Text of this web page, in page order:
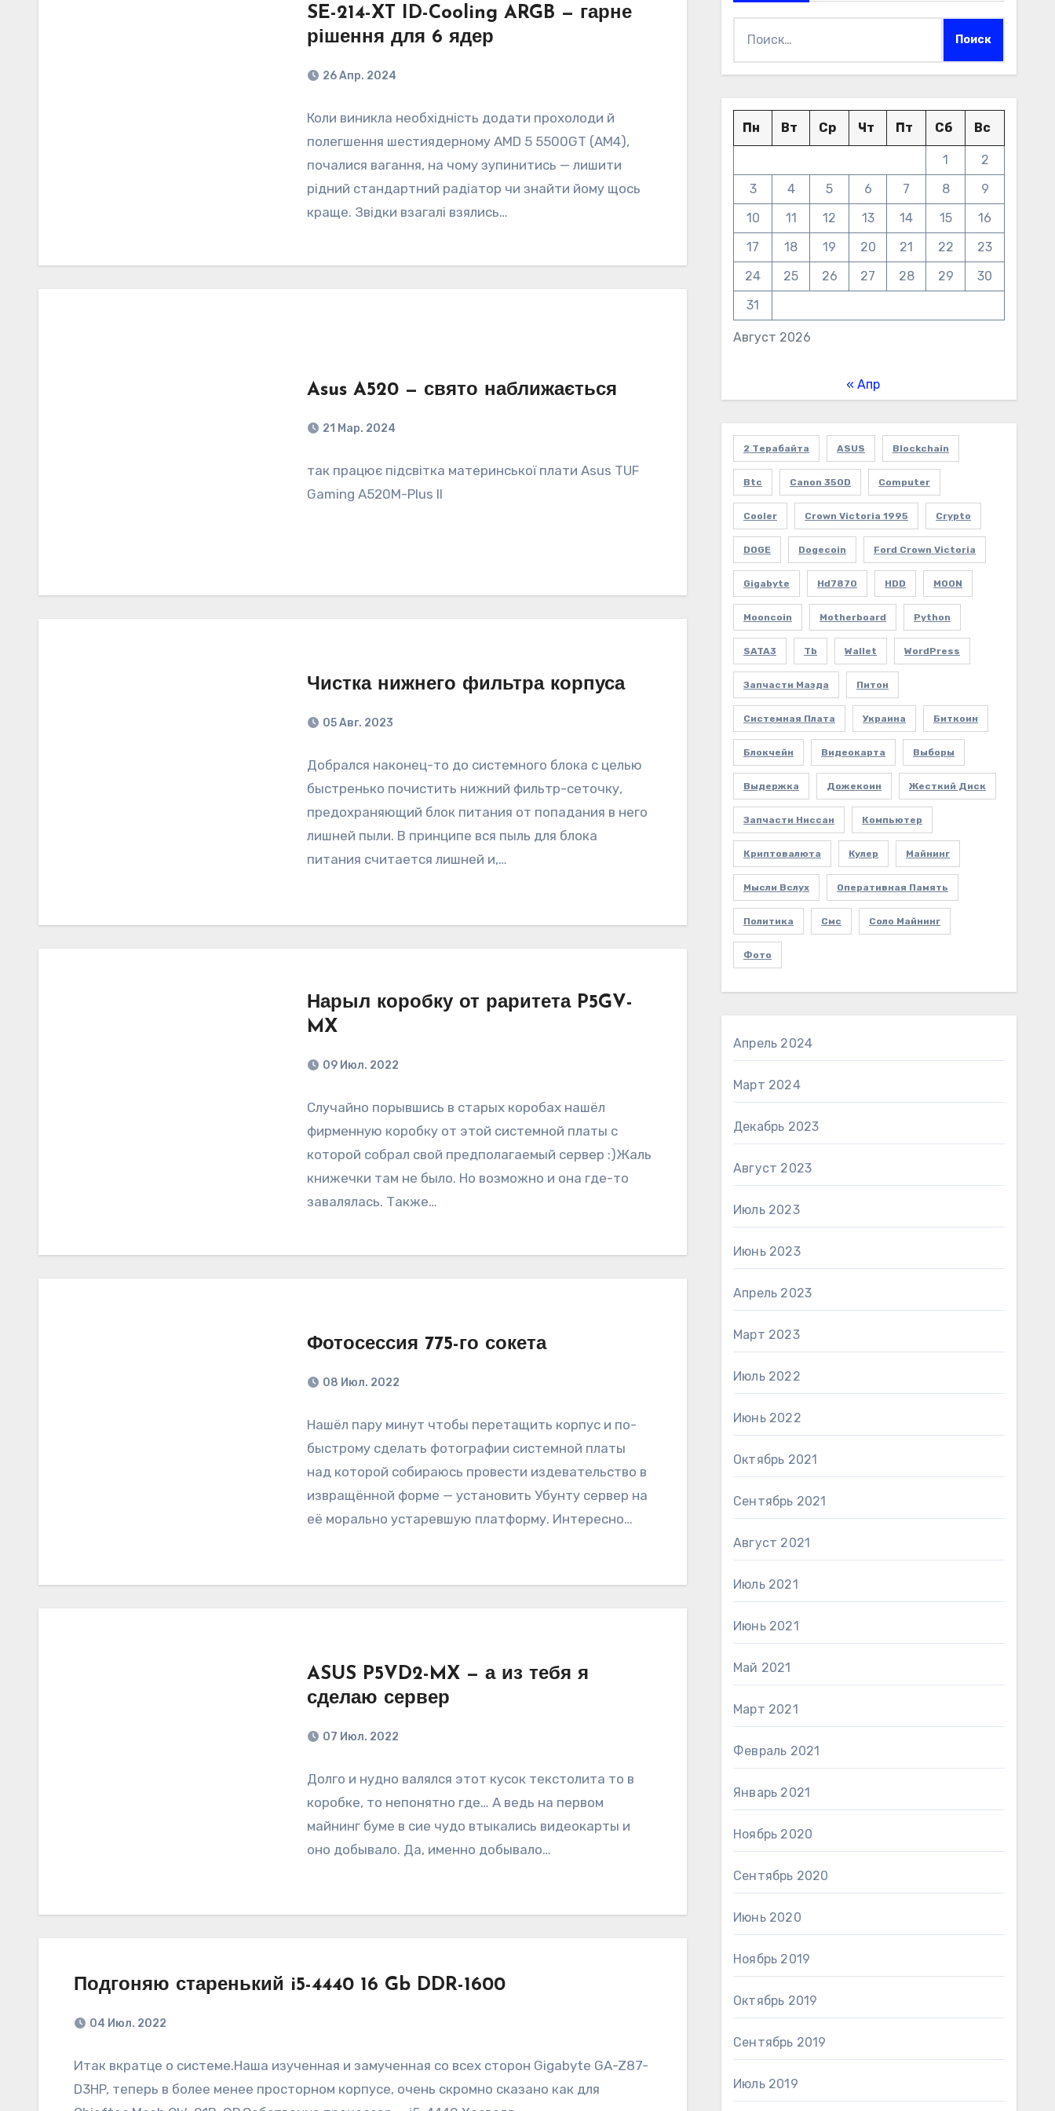
SE-214-XT ID-Cooling ARGB — гарне
рішення для 6 ядер
26 Апр. 2024
Коли виникла необхідність додати прохолоди й
полегшення шестиядерному AMD 5 5500GT (AM4),
почалися вагання, на чому зупинитись — лишити
рідний стандартний радіатор чи знайти йому щось
краще. Звідки взагалі взялись…
Asus A520 — свято наближається
21 Мар. 2024
так працює підсвітка материнської плати Asus TUF
Gaming A520M-Plus II
Чистка нижнего фильтра корпуса
05 Авг. 2023
Добрался наконец-то до системного блока с целью
быстренько почистить нижний фильтр-сеточку,
предохраняющий блок питания от попадания в него
лишней пыли. В принципе вся пыль для блока
питания считается лишней и,…
Нарыл коробку от раритета P5GV-
MX
09 Июл. 2022
Случайно порывшись в старых коробах нашёл
фирменную коробку от этой системной платы с
которой собрал свой предполагаемый сервер :)Жаль
книжечки там не было. Но возможно и она где-то
завалялась. Также…
Фотосессия 775-го сокета
08 Июл. 2022
Нашёл пару минут чтобы перетащить корпус и по-
быстрому сделать фотографии системной платы
над которой собираюсь провести издевательство в
извращённой форме — установить Убунту сервер на
её морально устаревшую платформу. Интересно…
ASUS P5VD2-MX — а из тебя я
сделаю сервер
07 Июл. 2022
Долго и нудно валялся этот кусок текстолита то в
коробке, то непонятно где… А ведь на первом
майнинг буме в сие чудо втыкались видеокарты и
оно добывало. Да, именно добывало…
Подгоняю старенький i5-4440 16 Gb DDR-1600
04 Июл. 2022
Итак вкратце о системе.Наша изученная и замученная со всех сторон Gigabyte GA-Z87-
D3HP, теперь в более менее просторном корпусе, очень скромно сказано как для
Август 2026
Пн Вт Ср Чт Пт Сб Вс
1
2
3
4 5 6 7 8
9
10
11 12 13 14 15
16
17
18 19 20 21 22
23
24
25 26 27 28 29
30
31
« Апр
2 Терабайта ASUS Blockchain
Btc Canon 350D Computer
Cooler Crown Victoria 1995 Crypto
DOGE Dogecoin Ford Crown Victoria
Gigabyte Hd7870 HDD MOON
Mooncoin Motherboard Python
SATA3 Tb Wallet WordPress
Запчасти Мазда Питон
Системная Плата Украина Биткоин
Блокчейн Видеокарта Выборы
Выдержка Дожекоин Жесткий Диск
Запчасти Ниссан Компьютер
Криптовалюта Кулер Майнинг
Мысли Вслух Оперативная Память
Политика Смс Соло Майнинг
Фото
Апрель 2024
Март 2024
Декабрь 2023
Август 2023
Июль 2023
Июнь 2023
Апрель 2023
Март 2023
Июль 2022
Июнь 2022
Октябрь 2021
Сентябрь 2021
Август 2021
Июль 2021
Июнь 2021
Май 2021
Март 2021
Февраль 2021
Январь 2021
Ноябрь 2020
Сентябрь 2020
Июнь 2020
Ноябрь 2019
Октябрь 2019
Сентябрь 2019
Июль 2019